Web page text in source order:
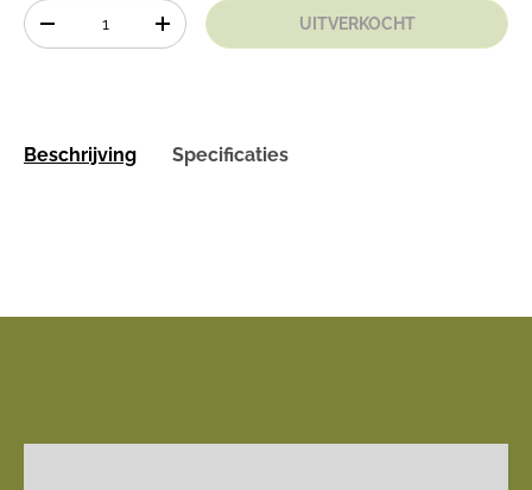
Aantal
+ UITVERKOCHT
Beschrijving Specificaties